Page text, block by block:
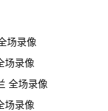
场录像
场录像
全场录像
场录像